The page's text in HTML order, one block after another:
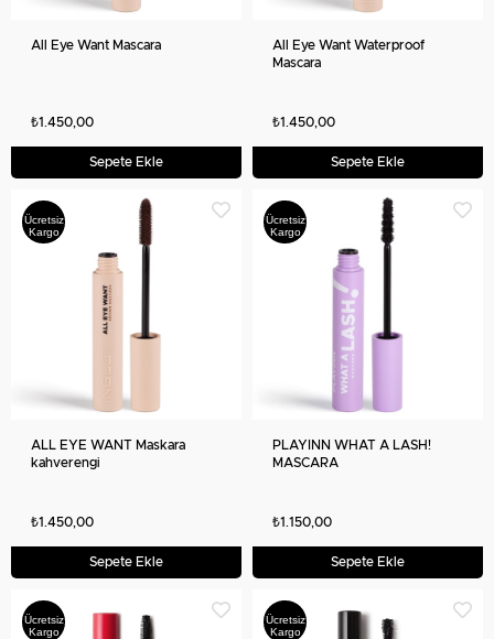
All Eye Want Mascara
₺1.450,00
Sepete Ekle
All Eye Want Waterproof
Mascara
₺1.450,00
Sepete Ekle
Ücretsiz
Kargo
ALL EYE WANT Maskara
kahverengi
₺1.450,00
Sepete Ekle
Ücretsiz
Kargo
PLAYINN WHAT A LASH!
MASCARA
₺1.150,00
Sepete Ekle
Ücretsiz
Kargo
Ücretsiz
Kargo